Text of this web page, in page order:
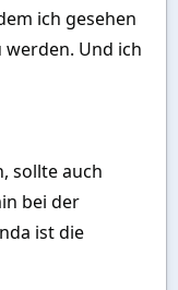
ich gesehen
Und ich
sollte auch
bei der
ist die